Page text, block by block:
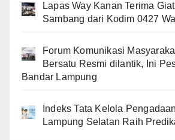
Lapas Way Kanan Terima
Sambang dari Kodim 0427
Forum Komunikasi
Bersatu Resmi dilantik, Ini
Bandar Lampung
Indeks Tata Kelola
Lampung Selatan Raih